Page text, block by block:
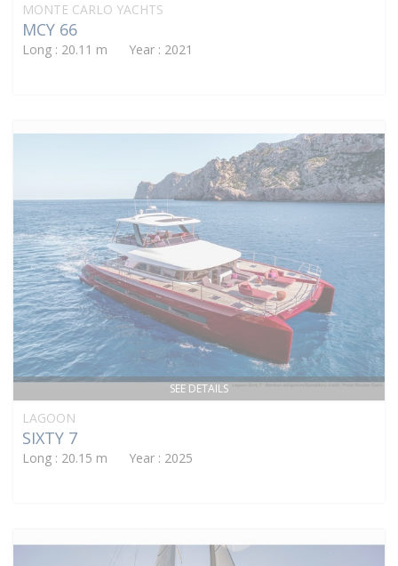
MONTE CARLO YACHTS
MCY 66
Long : 20.11 m Year : 2021
SEE DETAILS
LAGOON
SIXTY 7
Long : 20.15 m Year : 2025